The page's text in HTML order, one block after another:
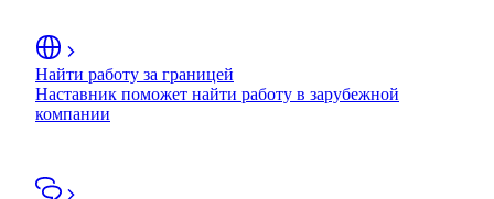
Найти работу за границей
Наставник поможет найти работу в зарубежной
компании